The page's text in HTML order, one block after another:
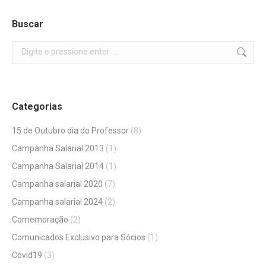
Buscar
Search:
Categorias
15 de Outubro dia do Professor (8)
Campanha Salarial 2013 (1)
Campanha Salarial 2014 (1)
Campanha salarial 2020 (7)
Campanha salarial 2024 (2)
Comemoração (2)
Comunicados Exclusivo para Sócios (1)
Covid19 (3)